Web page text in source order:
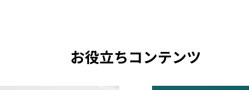
お役立ちコンテンツ